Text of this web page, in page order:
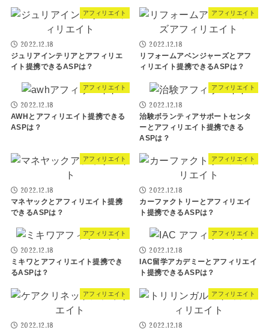
アフィリエイト
2022.12.18
ジュリアインテリアとアフィリエ
イト提携できるASPは？
アフィリエイト
2022.12.18
リフォームアベンジャーズとアフ
ィリエイト提携できるASPは？
アフィリエイト
2022.12.18
AWHとアフィリエイト提携できる
ASPは？
アフィリエイト
2022.12.18
治験ボランティアサポートセンタ
ーとアフィリエイト提携できる
ASPは？
アフィリエイト
2022.12.18
マネヤックとアフィリエイト提携
できるASPは？
アフィリエイト
2022.12.18
カーファクトリーとアフィリエイ
ト提携できるASPは？
アフィリエイト
2022.12.18
ミキワとアフィリエイト提携でき
るASPは？
アフィリエイト
2022.12.18
IAC留学アカデミーとアフィリエイ
ト提携できるASPは？
アフィリエイト
2022.12.18
アフィリエイト
2022.12.18